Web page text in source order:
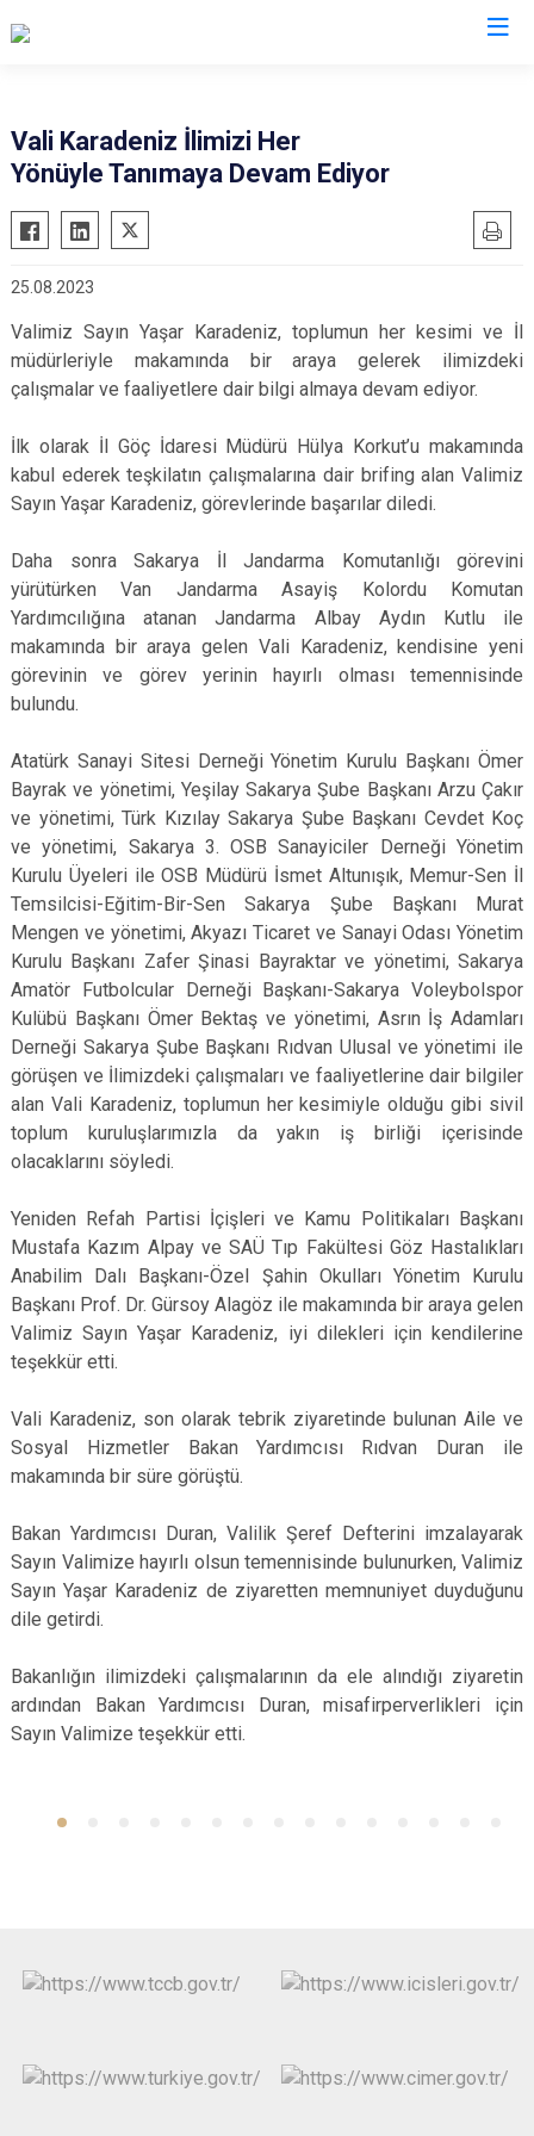
Vali Karadeniz İlimizi Her
Yönüyle Tanımaya Devam Ediyor
25.08.2023
Valimiz Sayın Yaşar Karadeniz, toplumun her kesimi ve İl
müdürleriyle makamında bir araya gelerek ilimizdeki
çalışmalar ve faaliyetlere dair bilgi almaya devam ediyor.
İlk olarak İl Göç İdaresi Müdürü Hülya Korkut’u makamında
kabul ederek teşkilatın çalışmalarına dair brifing alan Valimiz
Sayın Yaşar Karadeniz, görevlerinde başarılar diledi.
Daha sonra Sakarya İl Jandarma Komutanlığı görevini
yürütürken Van Jandarma Asayiş Kolordu Komutan
Yardımcılığına atanan Jandarma Albay Aydın Kutlu ile
makamında bir araya gelen Vali Karadeniz, kendisine yeni
görevinin ve görev yerinin hayırlı olması temennisinde
bulundu.
Atatürk Sanayi Sitesi Derneği Yönetim Kurulu Başkanı Ömer
Bayrak ve yönetimi, Yeşilay Sakarya Şube Başkanı Arzu Çakır
ve yönetimi, Türk Kızılay Sakarya Şube Başkanı Cevdet Koç
ve yönetimi, Sakarya 3. OSB Sanayiciler Derneği Yönetim
Kurulu Üyeleri ile OSB Müdürü İsmet Altunışık, Memur-Sen İl
Temsilcisi-Eğitim-Bir-Sen Sakarya Şube Başkanı Murat
Mengen ve yönetimi, Akyazı Ticaret ve Sanayi Odası Yönetim
Kurulu Başkanı Zafer Şinasi Bayraktar ve yönetimi, Sakarya
Amatör Futbolcular Derneği Başkanı-Sakarya Voleybolspor
Kulübü Başkanı Ömer Bektaş ve yönetimi, Asrın İş Adamları
Derneği Sakarya Şube Başkanı Rıdvan Ulusal ve yönetimi ile
görüşen ve İlimizdeki çalışmaları ve faaliyetlerine dair bilgiler
alan Vali Karadeniz, toplumun her kesimiyle olduğu gibi sivil
toplum kuruluşlarımızla da yakın iş birliği içerisinde
olacaklarını söyledi.
Yeniden Refah Partisi İçişleri ve Kamu Politikaları Başkanı
Mustafa Kazım Alpay ve SAÜ Tıp Fakültesi Göz Hastalıkları
Anabilim Dalı Başkanı-Özel Şahin Okulları Yönetim Kurulu
Başkanı Prof. Dr. Gürsoy Alagöz ile makamında bir araya gelen
Valimiz Sayın Yaşar Karadeniz, iyi dilekleri için kendilerine
teşekkür etti.
Vali Karadeniz, son olarak tebrik ziyaretinde bulunan Aile ve
Sosyal Hizmetler Bakan Yardımcısı Rıdvan Duran ile
makamında bir süre görüştü.
Bakan Yardımcısı Duran, Valilik Şeref Defterini imzalayarak
Sayın Valimize hayırlı olsun temennisinde bulunurken, Valimiz
Sayın Yaşar Karadeniz de ziyaretten memnuniyet duyduğunu
dile getirdi.
Bakanlığın ilimizdeki çalışmalarının da ele alındığı ziyaretin
ardından Bakan Yardımcısı Duran, misafirperverlikleri için
Sayın Valimize teşekkür etti.